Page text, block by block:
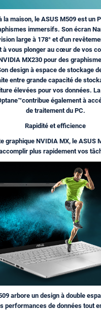
la maison, le ASUS M509 est un
immersifs. Son écran
large à 178° et d'un
à vous plonger au cœur de vos
MX230 pour des
design à espace de stockage
entre grande capacité de
élevées pour vos données.
également à
de traitement du PC.
Rapidité et efficience
graphique NVIDIA MX, le ASUS
plus rapidement vos
arbore un design à double
performances de données tout